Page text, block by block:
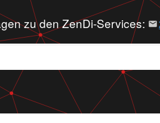
zu den ZenDi-Services: